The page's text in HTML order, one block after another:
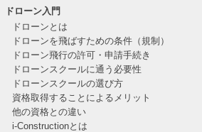
ドローン入門
ドローンとは
ドローンを飛ばすための条件（規制）
ドローン飛行の許可・申請手続き
ドローンスクールに通う必要性
ドローンスクールの選び方
資格取得することによるメリット
他の資格との違い
i-Constructionとは